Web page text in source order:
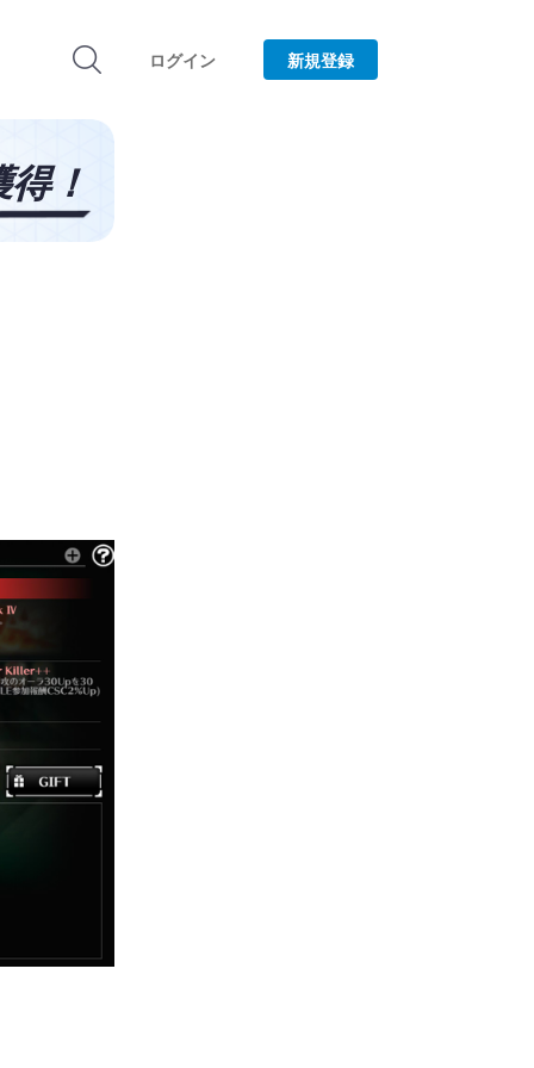
ログイン 新規登録